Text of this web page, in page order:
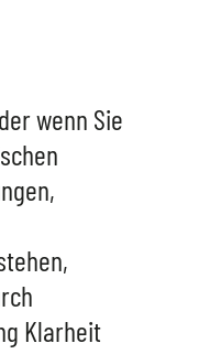
wenn Sie
Klarheit